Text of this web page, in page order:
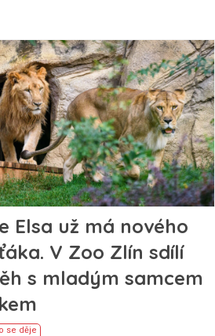
Elsa už má nového
V Zoo Zlín sdílí
s mladým samcem
se děje